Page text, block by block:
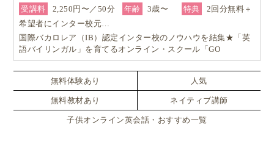
受講料
2,250円〜／50分 年齢 3歳〜 特典
2回分無料＋
希望者にインター校元…
国際バカロレア（IB）認定インター校のノウハウを結集★「英
語バイリンガル」を育てるオンライン・スクール「GO
School（ゴースクール）」
無料体験あり 人気
無料教材あり ネイティブ講師
子供オンライン英会話・おすすめ一覧